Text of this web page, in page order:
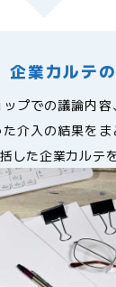
企業カルテ
プでの議論内容
介入の結果を
した企業カルテ